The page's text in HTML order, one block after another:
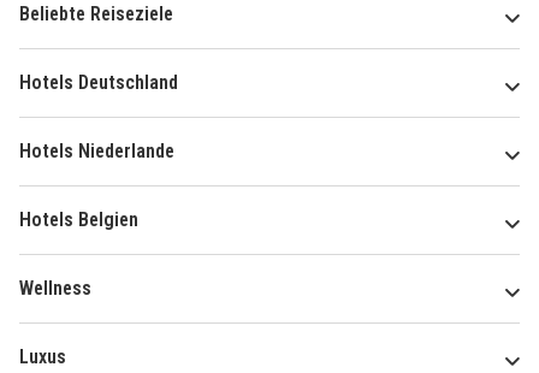
Beliebte Reiseziele
Hotels Deutschland
Hotels Niederlande
Hotels Belgien
Wellness
Luxus